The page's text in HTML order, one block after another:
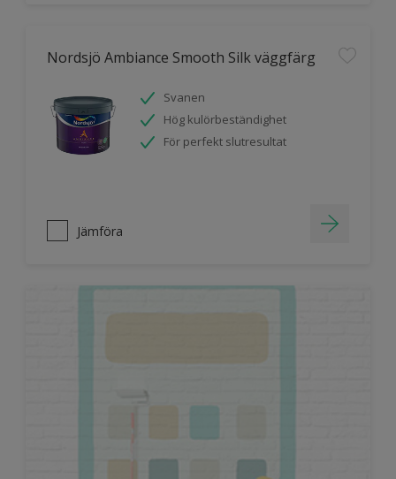
Nordsjö Ambiance Smooth Silk väggfärg
Svanen
Hög kulörbeständighet
För perfekt slutresultat
Jämföra